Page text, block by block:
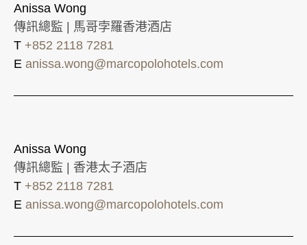
Anissa Wong
傳訊總監 | 馬哥孛羅香港酒店
T +852 2118 7281
E anissa.wong@marcopolohotels.com
Anissa Wong
傳訊總監 | 香港太子酒店
T +852 2118 7281
E anissa.wong@marcopolohotels.com